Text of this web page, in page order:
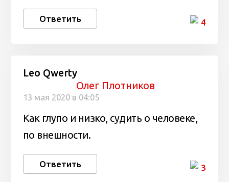
Ответить 4
Leo Qwerty
Олег Плотников
13 мая 2020 в 04:05
Как глупо и низко, судить о человеке,
по внешности.
Ответить 3